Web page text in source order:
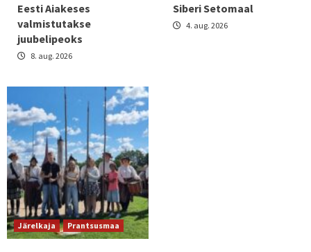
Eesti Aiakeses
valmistutakse
juubelipeoks
8. aug. 2026
Siberi Setomaal
4. aug. 2026
Järelkaja Prantsusmaa